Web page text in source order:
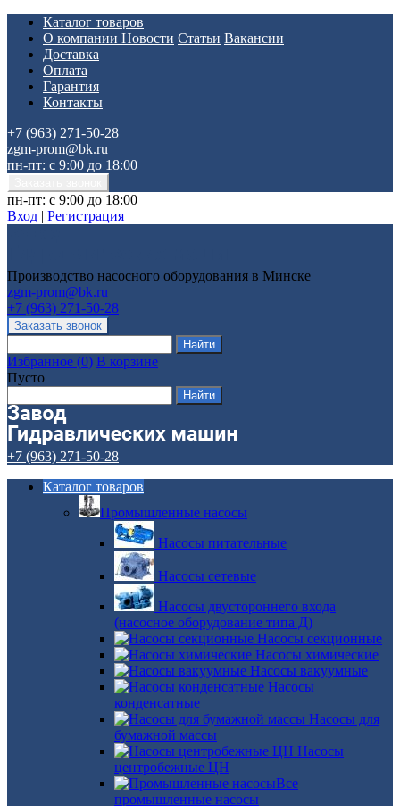
Каталог товаров
О компании Новости Статьи Вакансии
Доставка
Оплата
Гарантия
Контакты
+7 (963) 271-50-28
zgm-prom@bk.ru
пн-пт: с 9:00 до 18:00
пн-пт: с 9:00 до 18:00
Вход | Регистрация
Производство насосного оборудования в Минске
zgm-prom@bk.ru
+7 (963) 271-50-28
Избранное (0) В корзине
Пусто
+7 (963) 271-50-28
Каталог товаров
Промышленные насосы
Насосы питательные
Насосы сетевые
Насосы двустороннего входа
(насосное оборудование типа Д)
Насосы секционные
Насосы химические
Насосы вакуумные
Насосы
конденсатные
Насосы для
бумажной массы
Насосы
центробежные ЦН
Все
промышленные насосы